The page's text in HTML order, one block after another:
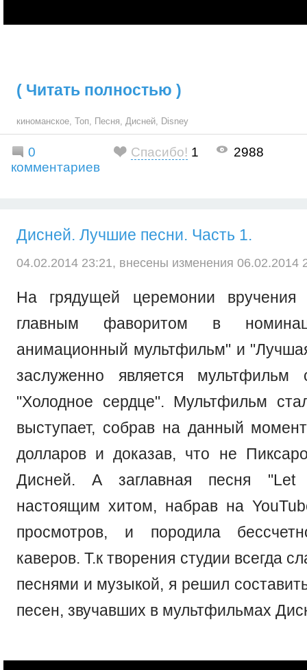
( Читать полностью )
киноманское, Топ, Песня, Дисней, Disney
0
комментариев
Спасибо! 1 2988
Дисней. Лучшие песни. Часть 1.
04.02.2014 23:21, внесены изменения 06.02.2014
На грядущей церемонии
главным фаворитом в
анимационный мультфильм" и
заслуженно является мультфильм
"Холодное сердце". Мультфильм
выступает, собрав на данный
долларов и доказав, что не
Дисней. А заглавная песня
настоящим хитом, набрав на
просмотров, и породила
каверов. Т.к творения студии всегда
песнями и музыкой, я решил
песен, звучавших в мультфильмах